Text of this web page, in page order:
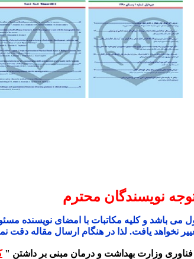
نویسندگان محترم
می باشد و کلیه مکاتبات با امضای نویسنده
نخواهد یافت. لذا در هنگام ارسال مقاله دقت